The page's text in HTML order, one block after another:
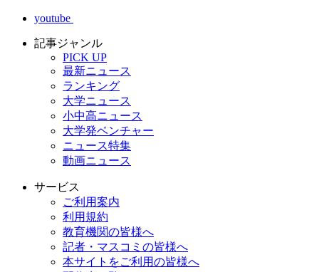
youtube
記事ジャンル
PICK UP
最新ニュース
ランキング
大学ニュース
小中高ニュース
大学発ベンチャー
ニュース特集
動画ニュース
サービス
ご利用案内
利用規約
教育機関の皆様へ
記者・マスコミの皆様へ
本サイトをご利用の皆様へ